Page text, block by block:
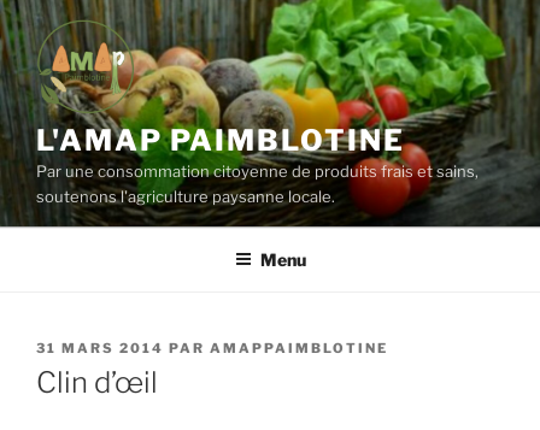
Aller
au
contenu
principal
L'AMAP PAIMBLOTINE
Par une consommation citoyenne de produits frais et sains,
soutenons l'agriculture paysanne locale.
Menu
PUBLIÉ
LE
31 MARS 2014 PAR AMAPPAIMBLOTINE
Clin d’œil